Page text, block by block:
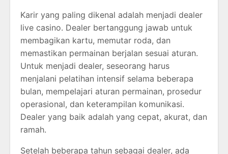
Karir yang paling dikenal adalah menjadi dealer
live casino. Dealer bertanggung jawab untuk
membagikan kartu, memutar roda, dan
memastikan permainan berjalan sesuai aturan.
Untuk menjadi dealer, seseorang harus
menjalani pelatihan intensif selama beberapa
bulan, mempelajari aturan permainan, prosedur
operasional, dan keterampilan komunikasi.
Dealer yang baik adalah yang cepat, akurat, dan
ramah.
Setelah beberapa tahun sebagai dealer, ada